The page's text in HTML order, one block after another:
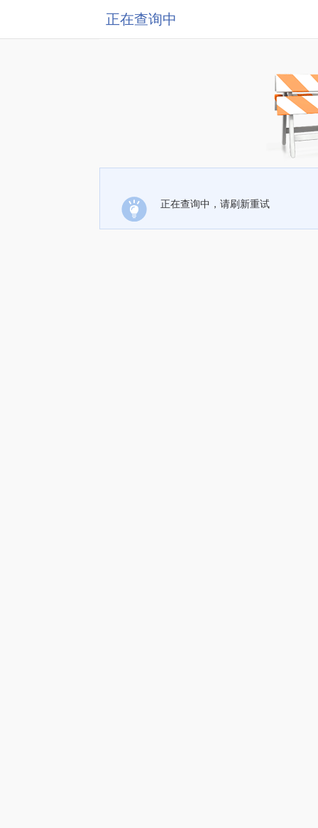
正在查询中
正在查询中，请刷新重试